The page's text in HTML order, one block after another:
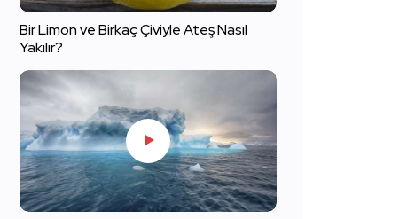
Bir Limon ve Birkaç Çiviyle Ateş Nasıl
Yakılır?